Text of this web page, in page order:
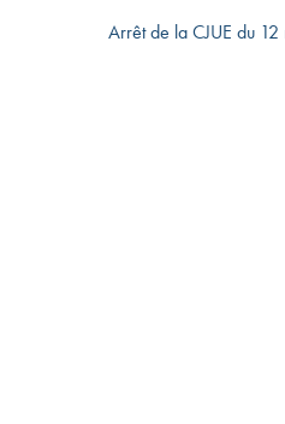
Arrêt de la CJUE du
CONFIDENTIALITÉ